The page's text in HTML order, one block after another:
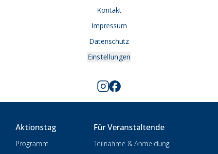
Kontakt
Impressum
Datenschutz
Einstellungen
Aktionstag
Programm
Für Veranstaltende
Teilnahme & Anmeldung